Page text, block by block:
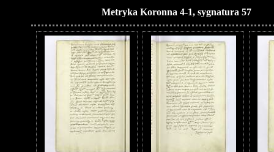
Metryka Koronna 4-1, sygnatura 57